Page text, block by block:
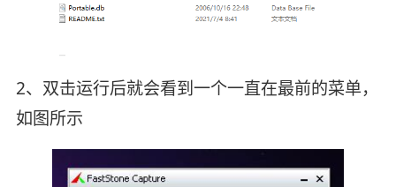
2、双击运行后就会看到一个一直在最前的菜单，
如图所示